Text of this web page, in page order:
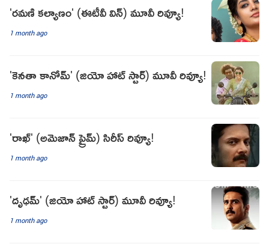
'రమణి కల్యాణం' (ఈటీవీ విన్) మూవీ రివ్యూ!
1 month ago
'కెనతా కానోమ్' (జియో హాట్ స్టార్) మూవీ రివ్యూ!
1 month ago
'రాఖ్' (అమెజాన్ ప్రైమ్) సిరీస్ రివ్యూ!
1 month ago
'దృఢమ్' (జియో హాట్ స్టార్) మూవీ రివ్యూ!
1 month ago